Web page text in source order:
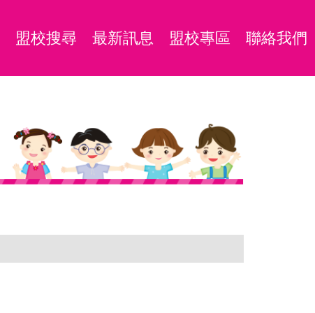
盟校搜尋 最新訊息 盟校專區 聯絡我們